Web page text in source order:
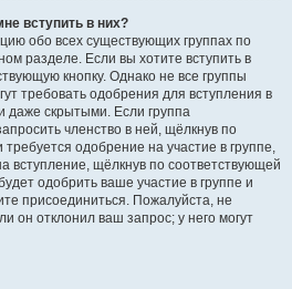
вступить в них?
обо всех существующих группах по
разделе. Если вы хотите вступить в
кнопку. Однако не все группы
требовать одобрения для вступления в
даже скрытыми. Если группа
членство в ней, щёлкнув по
одобрение на участие в группе,
вступление, щёлкнув по соответствующей
одобрить ваше участие в группе и
присоединиться. Пожалуйста, не
он отклонил ваш запрос; у него могут